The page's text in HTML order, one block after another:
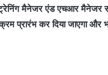
मैनेजर एंड एचआर मैनेजर
प्रारंभ कर दिया जाएगा